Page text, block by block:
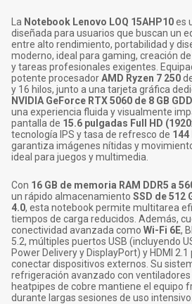
La Notebook Lenovo LOQ 15AHP10es
diseñada para usuarios que buscan un
entre alto rendimiento, portabilidad y
moderno, ideal para gaming, creación
y tareas profesionales exigentes.
potente procesadorAMD Ryzen 7 250
y 16 hilos, junto a una tarjeta gráfica
NVIDIA GeForce RTX 5060 de 8 GB
una experiencia fluida y visualmente
pantalla de 15.6 pulgadas Full HD
tecnología IPS y tasa de refresco de 144
garantiza imágenes nítidas y
ideal para juegos y multimedia.
Con 16 GB de memoria RAM DDR5 a
un rápido almacenamiento SSD de 512
4.0, esta notebook permite multitarea
tiempos de carga reducidos. Además,
conectividad avanzada como Wi-Fi 6E,
5.2, múltiples puertos USB (incluyendo
Power Delivery y DisplayPort) y HDMI 2.1
conectar dispositivos externos. Su
refrigeración avanzado con
heatpipes de cobre mantiene el equipo
durante largas sesiones de uso intensivo.